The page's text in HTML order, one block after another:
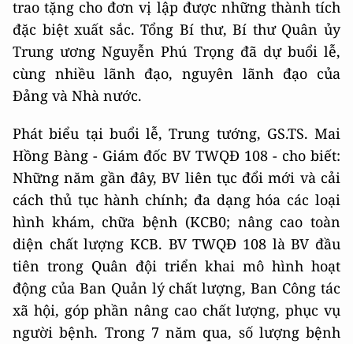
trao tặng cho đơn vị lập được những thành tích
đặc biệt xuất sắc. Tổng Bí thư, Bí thư Quân ủy
Trung ương Nguyễn Phú Trọng đã dự buổi lễ,
cùng nhiều lãnh đạo, nguyên lãnh đạo của
Đảng và Nhà nước.
Phát biểu tại buổi lễ, Trung tướng, GS.TS. Mai
Hồng Bàng - Giám đốc BV TWQĐ 108 - cho biết:
Những năm gần đây, BV liên tục đổi mới và cải
cách thủ tục hành chính; đa dạng hóa các loại
hình khám, chữa bệnh (KCB0; nâng cao toàn
diện chất lượng KCB. BV TWQĐ 108 là BV đầu
tiên trong Quân đội triển khai mô hình hoạt
động của Ban Quản lý chất lượng, Ban Công tác
xã hội, góp phần nâng cao chất lượng, phục vụ
người bệnh. Trong 7 năm qua, số lượng bệnh